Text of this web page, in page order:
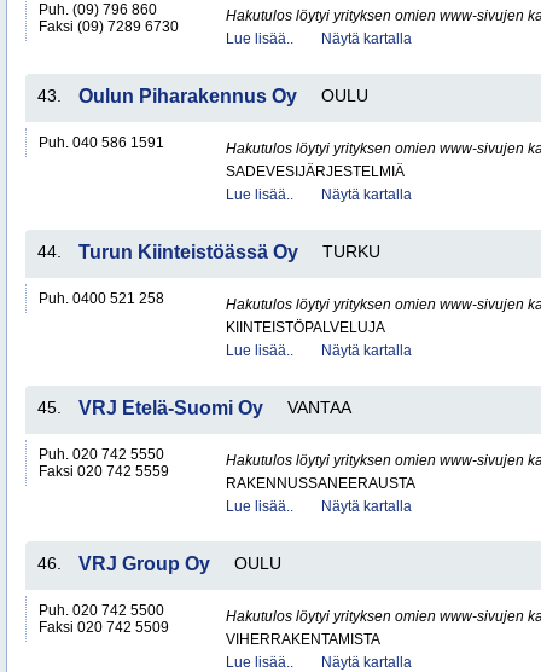
Puh. (09) 796 860
Faksi (09) 7289 6730
Hakutulos löytyi yrityksen omien www-sivujen
Lue lisää..
Näytä kartalla
43. Oulun Piharakennus Oy OULU
Puh. 040 586 1591
Hakutulos löytyi yrityksen omien www-sivujen
SADEVESIJÄRJESTELMIÄ
Lue lisää..
Näytä kartalla
44. Turun Kiinteistöässä Oy TURKU
Puh. 0400 521 258
Hakutulos löytyi yrityksen omien www-sivujen
KIINTEISTÖPALVELUJA
Lue lisää..
Näytä kartalla
45. VRJ Etelä-Suomi Oy VANTAA
Puh. 020 742 5550
Faksi 020 742 5559
Hakutulos löytyi yrityksen omien www-sivujen
RAKENNUSSANEERAUSTA
Lue lisää..
Näytä kartalla
46. VRJ Group Oy OULU
Puh. 020 742 5500
Faksi 020 742 5509
Hakutulos löytyi yrityksen omien www-sivujen
VIHERRAKENTAMISTA
Lue lisää..
Näytä kartalla